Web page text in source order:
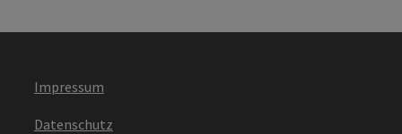
Impressum
Datenschutz